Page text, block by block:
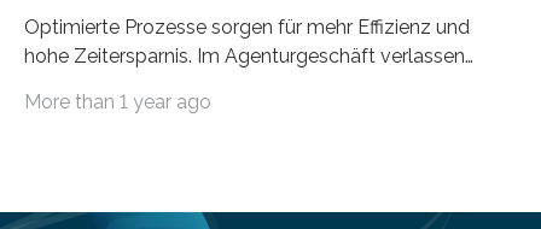
Optimierte Prozesse sorgen für mehr Effizienz und
hohe Zeitersparnis. Im Agenturgeschäft verlassen
machen sich auf den Weg zu Kunden oder Partnern.
More than 1 year ago